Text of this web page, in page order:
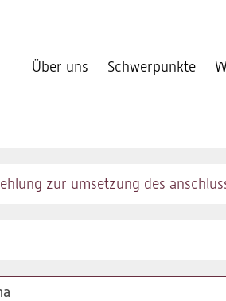
Über uns Schwerpunkte